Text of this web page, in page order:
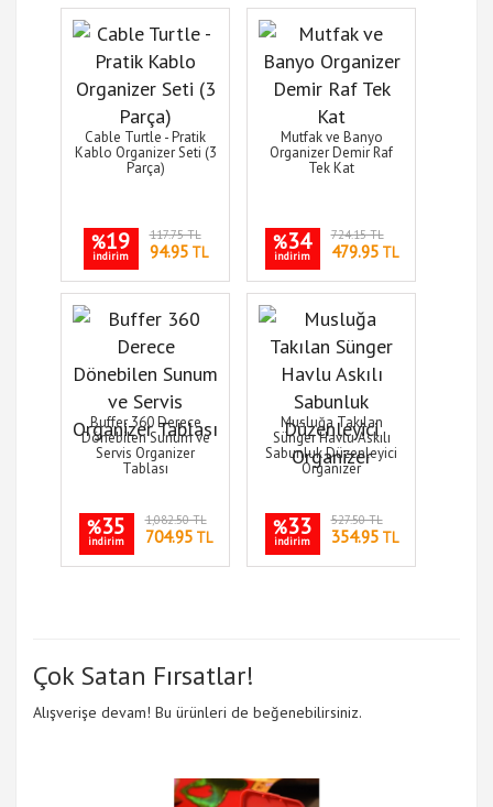
Cable Turtle - Pratik
Kablo Organizer Seti (3
Parça)
%19
indirim
117.75 TL
94.95TL
Mutfak ve Banyo
Organizer Demir Raf
Tek Kat
%34
indirim
724.15 TL
479.95TL
Buffer 360 Derece
Dönebilen Sunum ve
Servis Organizer
Tablası
%35
indirim
1,082.50 TL
704.95TL
Musluğa Takılan
Sünger Havlu Askılı
Sabunluk Düzenleyici
Organizer
%33
indirim
527.50 TL
354.95TL
Çok Satan Fırsatlar!
Alışverişe devam! Bu ürünleri de beğenebilirsiniz.